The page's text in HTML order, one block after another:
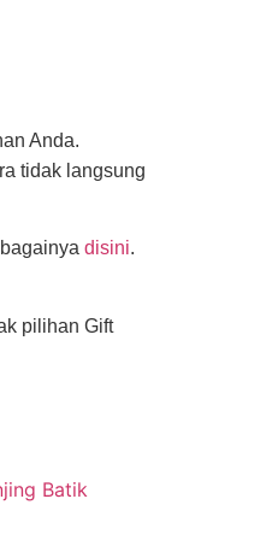
Anda.
tidak langsung
disini.
pilihan Gift